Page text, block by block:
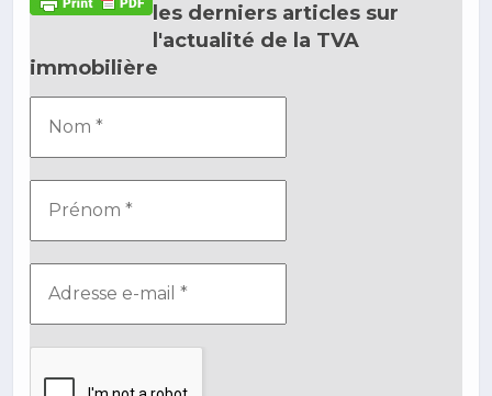
les derniers articles sur
l'actualité de la TVA
immobilière